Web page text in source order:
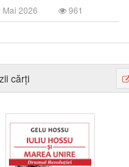
Mai 2026 961
cărți